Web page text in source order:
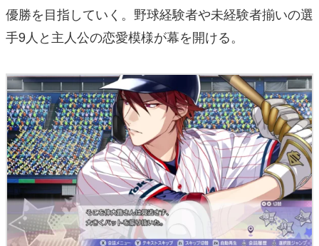
優勝を目指していく。野球経験者や未経験者揃いの選
手9人と主人公の恋愛模様が幕を開ける。